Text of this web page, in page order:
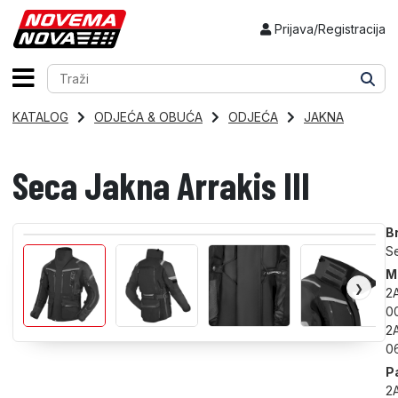
Prijava/Registracija
KATALOG ODJEĆA & OBUĆA ODJEĆA JAKNA
Seca Jakna Arrakis III
❯
❯